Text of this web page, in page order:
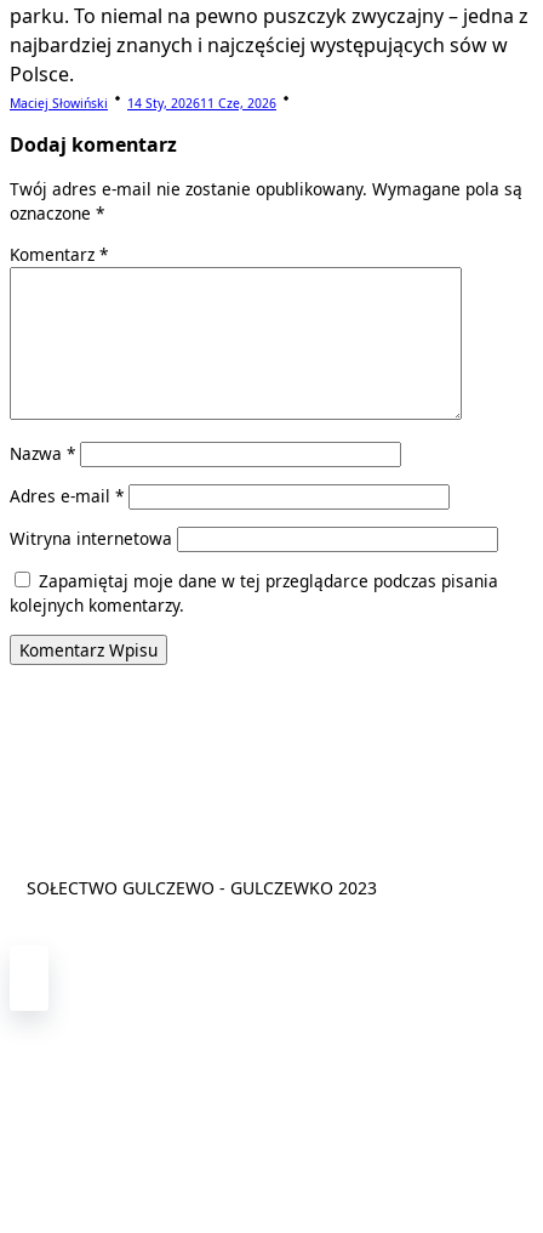
parku. To niemal na pewno puszczyk zwyczajny – jedna z
najbardziej znanych i najczęściej występujących sów w
Polsce.
Maciej Słowiński 14 Sty, 202611 Cze, 2026
Dodaj komentarz
Twój adres e-mail nie zostanie opublikowany. Wymagane pola są
oznaczone *
Komentarz *
Nazwa *
Adres e-mail *
Witryna internetowa
Zapamiętaj moje dane w tej przeglądarce podczas pisania
kolejnych komentarzy.
SOŁECTWO GULCZEWO - GULCZEWKO 2023